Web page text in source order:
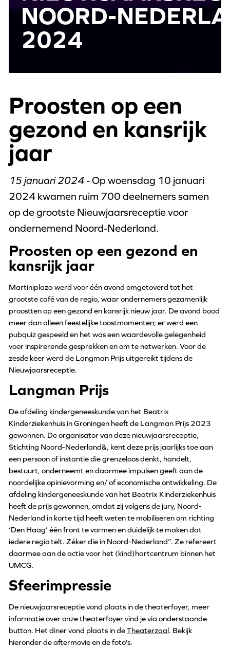
NOORD-
2024
Proosten op een
gezond en kansrijk
jaar
15 januari 2024- Op woensdag 10 januari
2024 kwamen ruim 700 deelnemers samen
op de grootste Nieuwjaarsreceptie voor
ondernemend Noord-Nederland.
Proosten op een gezond en
kansrijk jaar
Martiniplaza werd voor één avond omgetoverd tot het
grootste café van de regio, waar ondernemers gezamenlijk
proostten op een gezond en kansrijk nieuw jaar. De avond bood
meer dan alleen feestelijke toostmomenten; er werd een
pubquiz gespeeld en het was een waardevolle gelegenheid
voor inspirerende gesprekken en om te netwerken. Voor de
zesde keer werd de Langman Prijs uitgereikt tijdens de
Nieuwjaarsreceptie.
Langman Prijs
De afdeling kindergeneeskunde van het Beatrix
Kinderziekenhuis in Groningen heeft de Langman Prijs 2023
gewonnen. De organisator van deze nieuwjaarsreceptie,
Stichting Noord-Nederland&, kent deze prijs jaarlijks toe aan
een persoon of instantie die grenzeloos denkt, handelt,
bestuurt, onderneemt en daarmee impulsen geeft aan de
noordelijke opinievorming en/ of economische ontwikkeling. De
afdeling kindergeneeskunde van het Beatrix Kinderziekenhuis
heeft de prijs gewonnen, omdat zij volgens de jury, Noord-
Nederland in korte tijd heeft weten te mobiliseren om richting
‘Den Haag’ één front te vormen en duidelijk te maken dat
iedere regio telt. Zéker die in Noord-Nederland”. Ze refereert
daarmee aan de actie voor het (kind)hartcentrum binnen het
UMCG.
Sfeerimpressie
De nieuwjaarsreceptie vond plaats in de theaterfoyer, meer
informatie over onze theaterfoyer vind je via onderstaande
button. Het diner vond plaats in deTheaterzaal. Bekijk
hieronder de aftermovie en de foto's.